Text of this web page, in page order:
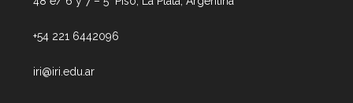
+54 221 6442096
iri@iri.edu.ar